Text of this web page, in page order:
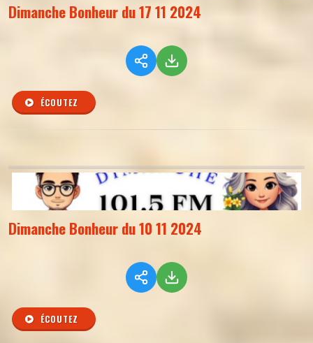
Dimanche Bonheur du 17 11 2024
ÉCOUTEZ
Dimanche Bonheur du 10 11 2024
ÉCOUTEZ